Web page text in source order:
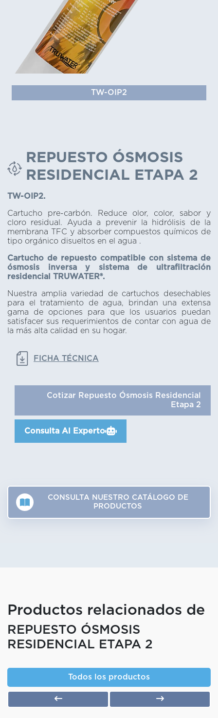
TW-OIP2
REPUESTO ÓSMOSIS
RESIDENCIAL ETAPA 2
TW-OIP2.
Cartucho pre-carbón. Reduce olor, color, sabor y
cloro residual. Ayuda a prevenir la hidrólisis de la
membrana TFC y absorber compuestos químicos de
tipo orgánico disueltos en el agua .
Cartucho de repuesto compatible con sistema de
ósmosis inversa y sistema de ultrafiltración
residencial TRUWATER®.
Nuestra amplia variedad de cartuchos desechables
para el tratamiento de agua, brindan una extensa
gama de opciones para que los usuarios puedan
satisfacer sus requerimientos de contar con agua de
la más alta calidad en su hogar.
FICHA TÉCNICA
Cotizar Repuesto Ósmosis Residencial
Etapa 2
Consulta Al Experto
CONSULTA NUESTRO CATÁLOGO DE
PRODUCTOS
Productos relacionados de
REPUESTO ÓSMOSIS
RESIDENCIAL ETAPA 2
Todos los productos